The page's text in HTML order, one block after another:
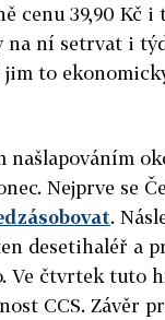
cenu 39,90 Kč
na ní setrvat i
jim to
našlapováním
Nejprve se
.
desetihaléř a
Ve čtvrtek tuto
CCS. Závěr